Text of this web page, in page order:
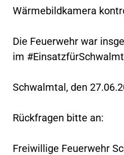
Wärmebildkamera
Die Feuerwehr war
im
Schwalmtal, den
Rückfragen bitte an:
Freiwillige Feuerwehr